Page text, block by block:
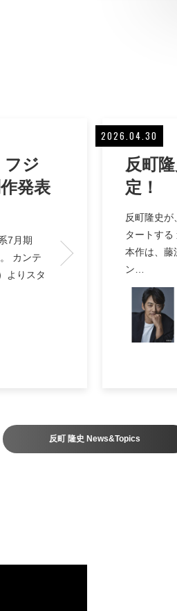
フジ
発表
7月期
カンテ
よりスタ
2026.04.30
反町
定！
反町隆史が
タートする
本作は、藤
ン…
反町 隆史 News&Topics